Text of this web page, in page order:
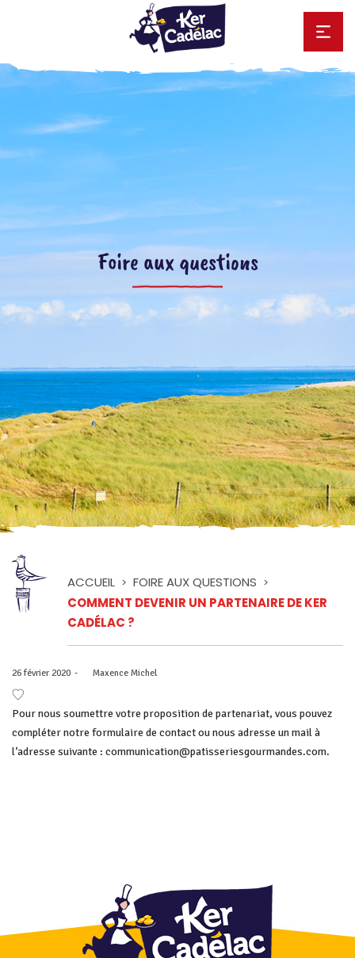
Foire aux questions
ACCUEIL > FOIRE AUX QUESTIONS >
COMMENT DEVENIR UN PARTENAIRE DE KER
CADÉLAC ?
Posted
on
26 février 2020 byMaxence Michel
Pour nous soumettre votre proposition de partenariat, vous pouvez
compléter notre formulaire de contact ou nous adresse un mail à
l’adresse suivante : communication@patisseriesgourmandes.com.